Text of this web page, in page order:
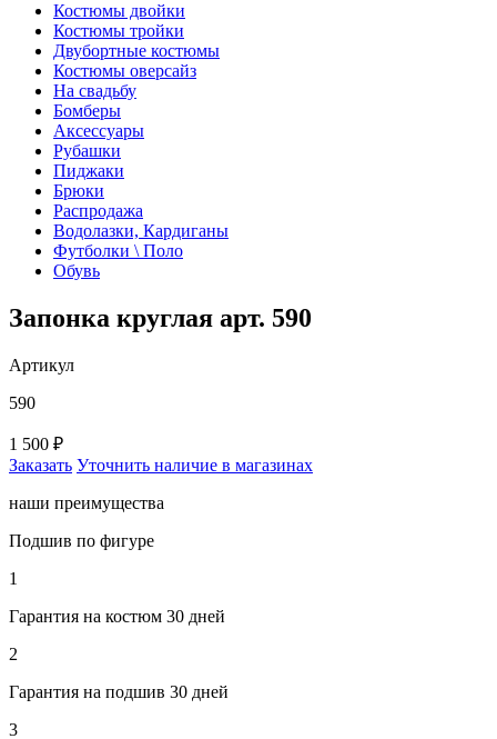
Костюмы двойки
Костюмы тройки
Двубортные костюмы
Костюмы оверсайз
На свадьбу
Бомберы
Аксессуары
Рубашки
Пиджаки
Брюки
Распродажа
Водолазки, Кардиганы
Футболки \ Поло
Обувь
Запонка круглая арт. 590
Артикул
590
1 500 ₽
Заказать Уточнить наличие в магазинах
наши преимущества
Подшив по фигуре
1
Гарантия на костюм 30 дней
2
Гарантия на подшив 30 дней
3